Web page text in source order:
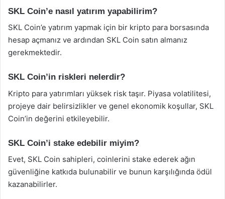
SKL Coin’e nasıl yatırım yapabilirim?
SKL Coin’e yatırım yapmak için bir kripto para borsasında
hesap açmanız ve ardından SKL Coin satın almanız
gerekmektedir.
SKL Coin’in riskleri nelerdir?
Kripto para yatırımları yüksek risk taşır. Piyasa volatilitesi,
projeye dair belirsizlikler ve genel ekonomik koşullar, SKL
Coin’in değerini etkileyebilir.
SKL Coin’i stake edebilir miyim?
Evet, SKL Coin sahipleri, coinlerini stake ederek ağın
güvenliğine katkıda bulunabilir ve bunun karşılığında ödül
kazanabilirler.